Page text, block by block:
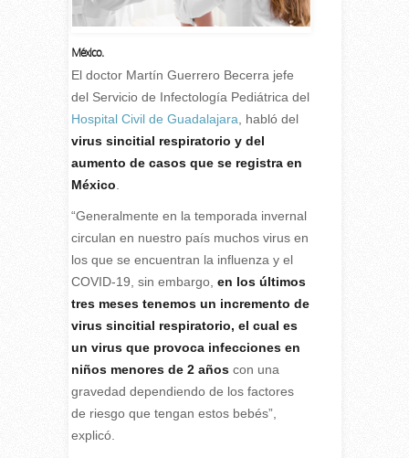
México.
El doctor Martín Guerrero Becerra jefe
del Servicio de Infectología Pediátrica del
Hospital Civil de Guadalajara , habló del
virus sincitial respiratorio y del
aumento de casos que se registra en
México
“Generalmente en la temporada invernal
circulan en nuestro país muchos virus en
los que se encuentran la influenza y el
COVID-19, sin embargo, en los últimos
tres meses tenemos un incremento de
virus sincitial respiratorio, el cual es
un virus que provoca infecciones en
niños menores de 2 años con una
gravedad dependiendo de los factores
de riesgo que tengan estos bebés”,
explicó.